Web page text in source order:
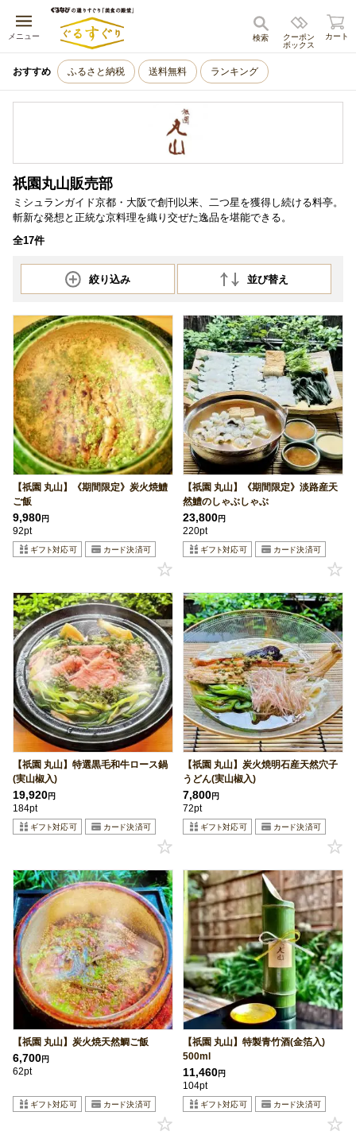
メニュー
キャンセル
クーポン
ボックス
検索 カート
おすすめ ふるさと納税 送料無料 ランキング
祇園丸山販売部
ミシュランガイド京都・大阪で創刊以来、二つ星を獲得し続ける料亭。
斬新な発想と正統な京料理を織り交ぜた逸品を堪能できる。
全17件
絞り込み 並び替え
【祇園 丸山】《期間限定》炭火焼鱧
ご飯
9,980円
92pt
【祇園 丸山】《期間限定》淡路産天
然鱧のしゃぶしゃぶ
23,800円
220pt
【祇園 丸山】特選黒毛和牛ロース鍋
(実山椒入)
19,920円
184pt
【祇園 丸山】炭火焼明石産天然穴子
うどん(実山椒入)
7,800円
72pt
【祇園 丸山】炭火焼天然鯛ご飯
6,700円
62pt
【祇園 丸山】特製青竹酒(金箔入)
500ml
11,460円
104pt